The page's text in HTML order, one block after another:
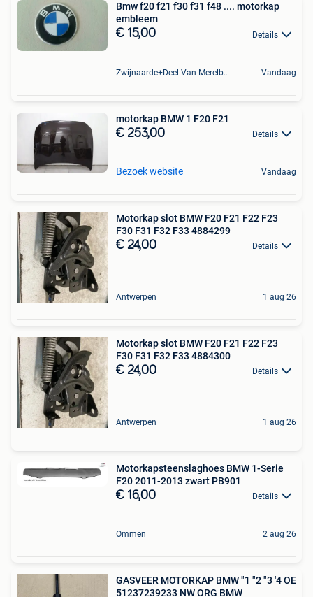
Bmw f20 f21 f30 f31 f48 .... motorkap
embleem
€ 15,00 Details
Zwijnaarde+Deel Van Merelbeke Vandaag
motorkap BMW 1 F20 F21
€ 253,00 Details
Bezoek website Vandaag
Motorkap slot BMW F20 F21 F22 F23
F30 F31 F32 F33 4884299
€ 24,00 Details
Antwerpen 1 aug 26
Motorkap slot BMW F20 F21 F22 F23
F30 F31 F32 F33 4884300
€ 24,00 Details
Antwerpen 1 aug 26
Motorkapsteenslaghoes BMW 1-Serie
F20 2011-2013 zwart PB901
€ 16,00 Details
Ommen 2 aug 26
GASVEER MOTORKAP BMW "1 "2 "3 '4 OE
51237239233 NW ORG BMW